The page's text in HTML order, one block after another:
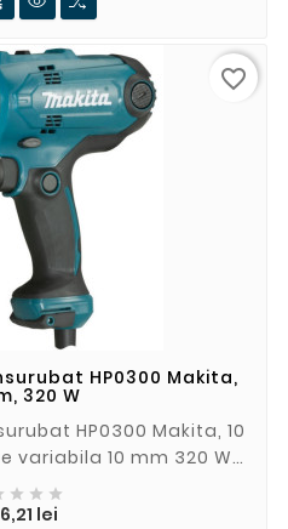
HP0300 Makita,
320 W
HP0300 Makita, 10
variabila 10 mm 320 W
rapida
  
leiPret
favorite_border